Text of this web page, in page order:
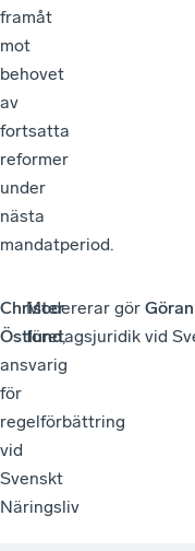
framåt
mot
behovet
av
fortsatta
reformer
under
nästa
mandatperiod.
Christer
Östlund,
ansvarig
för
regelförbättring
vid
Svenskt
Näringsliv
Modererar gör
företagsjuridik vid